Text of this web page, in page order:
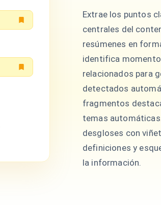
Extrae los puntos
centrales del
resúmenes en
identifica
relacionados para
detectados
fragmentos
temas
desgloses con
definiciones y
la información.